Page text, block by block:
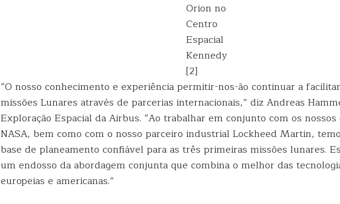
Orion no
Centro
Espacial
Kennedy
[2]
“O nosso conhecimento e experiência permitir-nos-ão continuar a
missões Lunares através de parcerias internacionais,” diz Andreas
Exploração Espacial da Airbus. “Ao trabalhar em conjunto com os
NASA, bem como com o nosso parceiro industrial Lockheed Martin,
base de planeamento confiável para as três primeiras missões lunares.
um endosso da abordagem conjunta que combina o melhor das
europeias e americanas.”